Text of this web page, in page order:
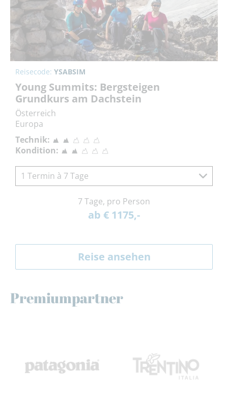
Reisecode: YSABSIM
Young Summits: Bergsteigen
Grundkurs am Dachstein
Österreich
Europa
Technik:
Kondition:
1 Termin à 7 Tage
7 Tage, pro Person
ab € 1175,-
Reise ansehen
Premiumpartner